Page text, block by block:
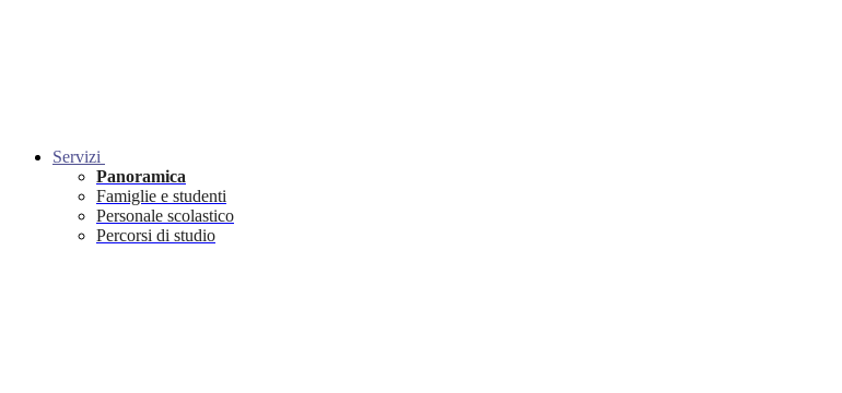
Servizi
Panoramica
Famiglie e studenti
Personale scolastico
Percorsi di studio